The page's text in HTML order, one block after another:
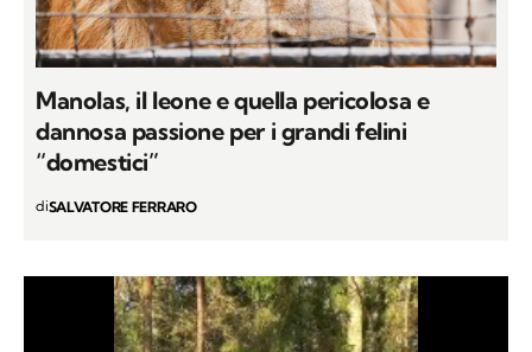
Manolas, il leone e quella pericolosa e
dannosa passione per i grandi felini
“domestici”
diSALVATORE FERRARO